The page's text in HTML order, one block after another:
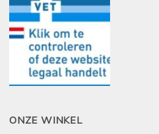
ONZE WINKEL